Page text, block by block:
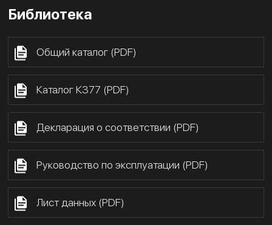
Библиотека
Общий каталог (PDF)
Каталог К377 (PDF)
Декларация о соответствии (PDF)
Руководство по эксплуатации (PDF)
Лист данных (PDF)